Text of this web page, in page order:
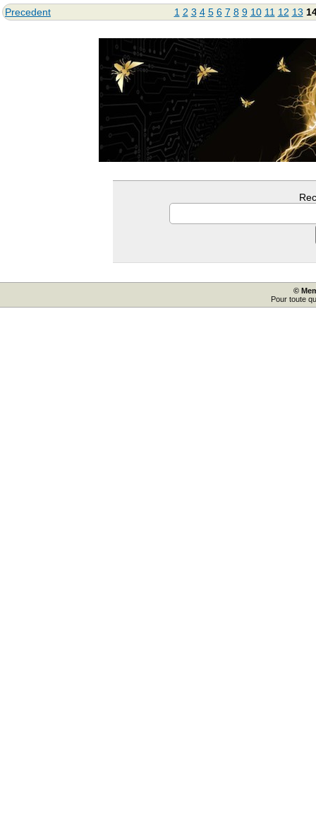
Precedent 1 2 3 4 5 6 7 8 9 10 11 12 13
©
Pour toute